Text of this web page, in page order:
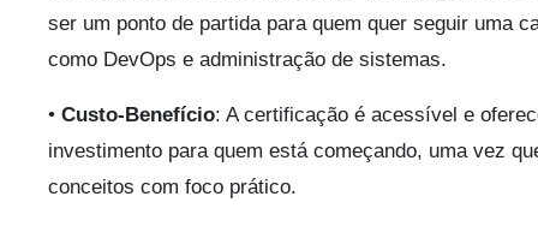
ser um ponto de partida para quem quer seguir uma
como DevOps e administração de sistemas.
• Custo-Benefício: A certificação é acessível e
investimento para quem está começando, uma vez
conceitos com foco prático.